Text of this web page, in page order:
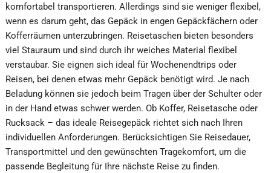
komfortabel transportieren. Allerdings sind sie weniger flexibel,
wenn es darum geht, das Gepäck in engen Gepäckfächern oder
Kofferräumen unterzubringen. Reisetaschen bieten besonders
viel Stauraum und sind durch ihr weiches Material flexibel
verstaubar. Sie eignen sich ideal für Wochenendtrips oder
Reisen, bei denen etwas mehr Gepäck benötigt wird. Je nach
Beladung können sie jedoch beim Tragen über der Schulter oder
in der Hand etwas schwer werden. Ob Koffer, Reisetasche oder
Rucksack – das ideale Reisegepäck richtet sich nach Ihren
individuellen Anforderungen. Berücksichtigen Sie Reisedauer,
Transportmittel und den gewünschten Tragekomfort, um die
passende Begleitung für Ihre nächste Reise zu finden.